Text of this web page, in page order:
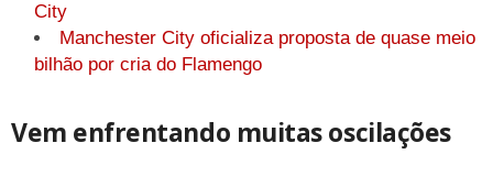
City
Manchester City oficializa proposta de quase meio
bilhão por cria do Flamengo
Vem enfrentando muitas oscilações